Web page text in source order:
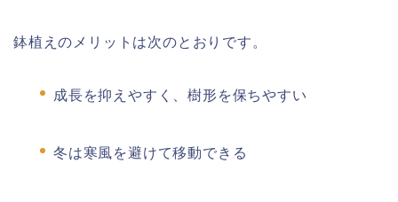
鉢植えのメリットは次のとおりです。
成長を抑えやすく、樹形を保ちやすい
冬は寒風を避けて移動できる